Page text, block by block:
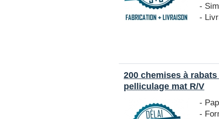
-
-
200 chemises à
pelliculage mat R/V
-
-